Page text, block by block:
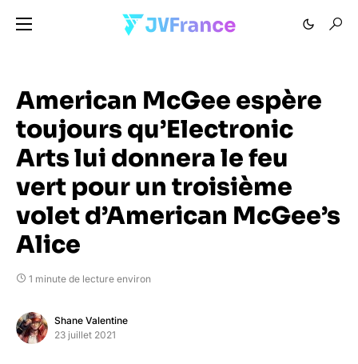
American McGee espère
toujours qu’Electronic
Arts lui donnera le feu
vert pour un troisième
volet d’American McGee’s
Alice
1 minute de lecture environ
Shane Valentine
23 juillet 2021